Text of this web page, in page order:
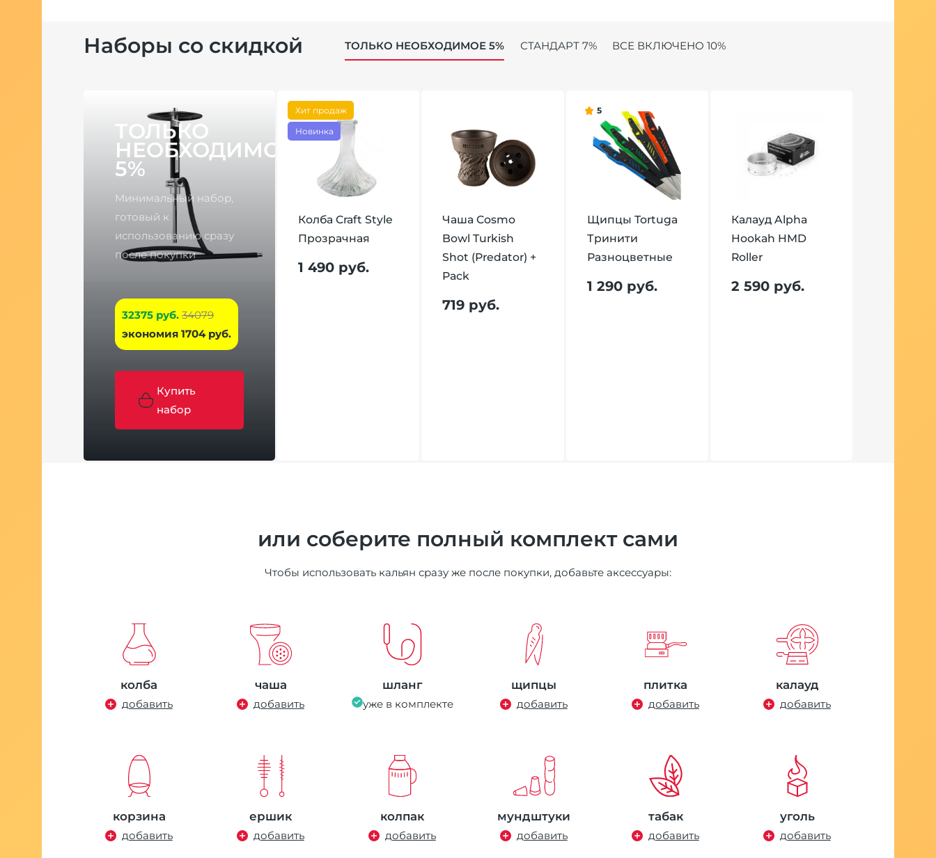
Наборы со скидкой ТОЛЬКО НЕОБХОДИМОЕ 5% СТАНДАРТ 7% ВСЕ ВКЛЮЧЕНО 10%
ТОЛЬКО
НЕОБХОДИМОЕ
5%
Минимальный набор,
готовый к
использованию сразу
после покупки
32375 руб. 34079
экономия 1704 руб.
Купить
набор
Хит продаж
Новинка
Колба Craft Style
Прозрачная
1 490 руб.
Чаша Cosmo
Bowl Turkish
Shot (Predator) +
Pack
719 руб.
5
Щипцы Tortuga
Тринити
Разноцветные
1 290 руб.
Калауд Alpha
Hookah HMD
Roller
2 590 руб.
или соберите полный комплект сами
Чтобы использовать кальян сразу же после покупки, добавьте аксессуары:
колба
добавить
чаша
добавить
шланг
уже в комплекте
щипцы
добавить
плитка
добавить
калауд
добавить
корзина
добавить
ершик
добавить
колпак
добавить
мундштуки
добавить
табак
добавить
уголь
добавить